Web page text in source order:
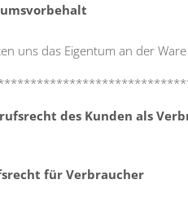
uns das Eigentum an der
des Kunden als
für Verbraucher